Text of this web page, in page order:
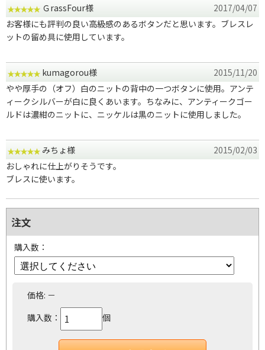
ＧrassFour様
2017/04/07
お客様にも評判の良い高級感のあるボタンだと思います。ブレスレ
ットの留め具に使用しています。
kumagorou様
2015/11/20
やや厚手の（オフ）白のニットの背中の一つボタンに使用。アンテ
ィークシルバーが白に良くあいます。ちなみに、アンティークゴー
ルドは濃紺のニットに、ニッケルは黒のニットに使用しました。
みちょ様
2015/02/03
おしゃれに仕上がりそうです。
ブレスに使います。
注文
購入数：
価格: －
購入数：
個